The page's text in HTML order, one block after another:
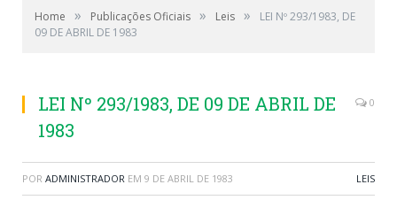
Home » Publicações Oficiais » Leis »
LEI Nº 293/1983, DE
09 DE ABRIL DE 1983
LEI Nº 293/1983, DE 09 DE ABRIL DE
1983
0
POR ADMINISTRADOR EM 9 DE ABRIL DE 1983 LEIS